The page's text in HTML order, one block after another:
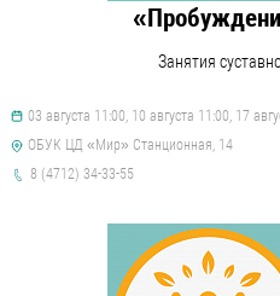
Занятия
03 августа 11:00, 10 августа 11:00, 17
ОБУК ЦД «Мир» Станционная, 14
8 (4712) 34-33-55